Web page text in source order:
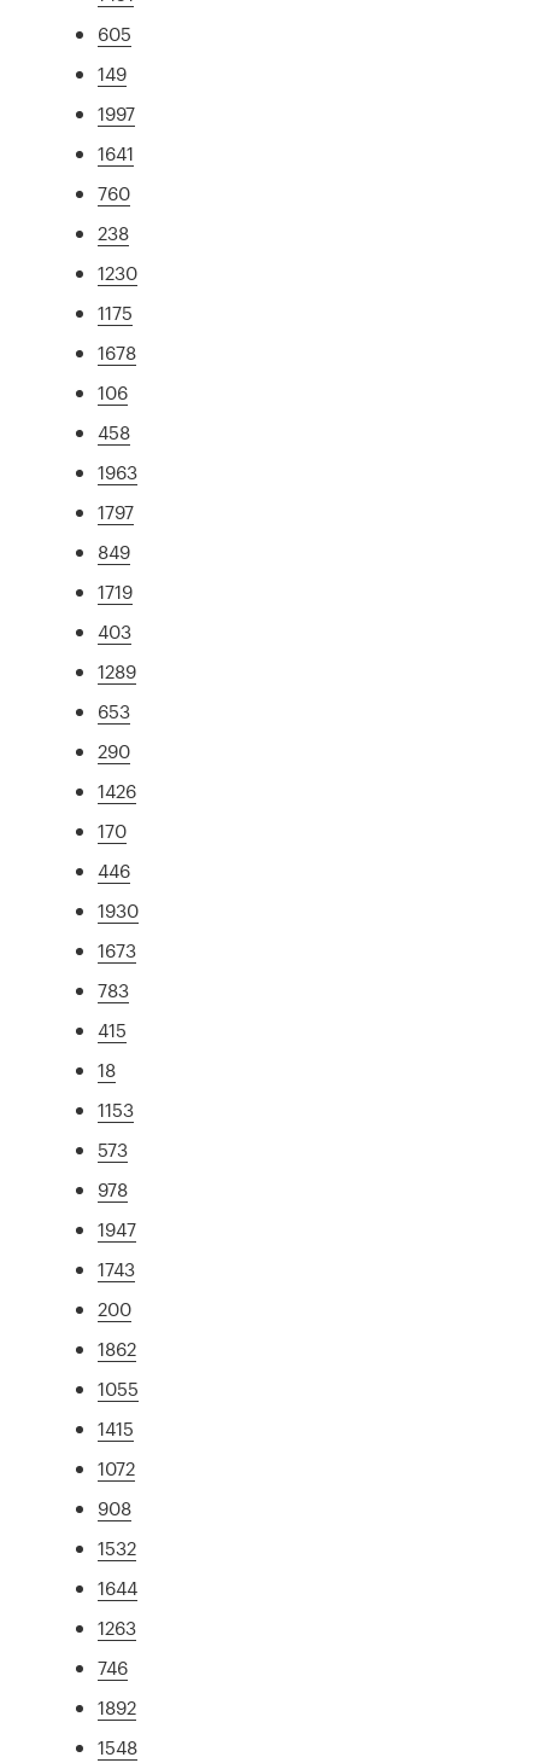
605
149
1997
1641
760
238
1230
1175
1678
106
458
1963
1797
849
1719
403
1289
653
290
1426
170
446
1930
1673
783
415
18
1153
573
978
1947
1743
200
1862
1055
1415
1072
908
1532
1644
1263
746
1892
1548